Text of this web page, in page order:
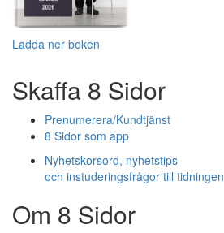
Ladda ner boken
Skaffa 8 Sidor
Prenumerera/Kundtjänst
8 Sidor som app
Nyhetskorsord, nyhetstips
och instuderingsfrågor till tidningen
Om 8 Sidor